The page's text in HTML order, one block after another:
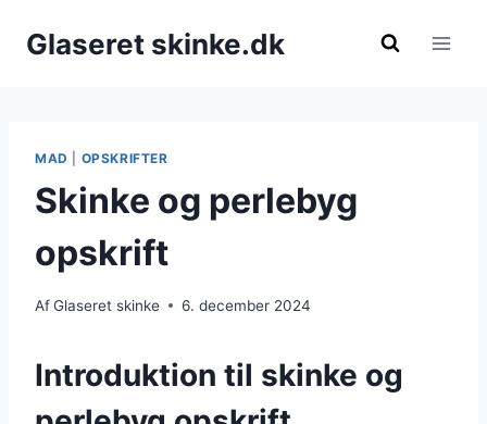
Glaseret skinke.dk
MAD OPSKRIFTER
Skinke og perlebyg
opskrift
AfGlaseret skinke 6. december 2024
Introduktion til skinke og